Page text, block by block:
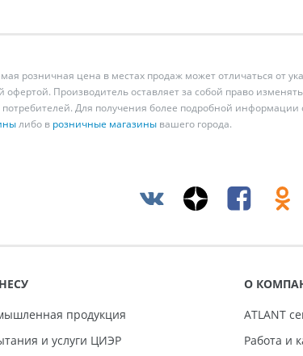
розничная цена в местах продаж может отличаться от
Производитель оставляет за собой право
Для получения более подробной информации
либо в розничные магазины вашего города.
продукция
и услуги ЦИЭР
О
ATLANT
Работа и